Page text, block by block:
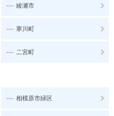
--- 綾瀬市
--- 寒川町
--- 二宮町
--- 相模原市緑区